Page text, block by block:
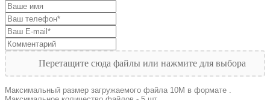
Перетащите сюда файлы или нажмите для выбора
Максимальный размер загружаемого файла 10M в формате .